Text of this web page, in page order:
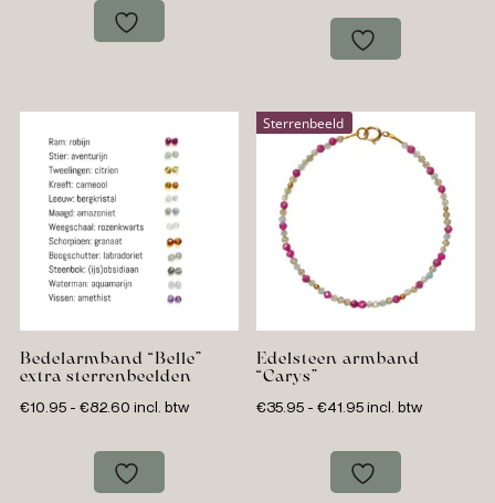
tot
€61.95
tot
€100.60
Bedelarmband “Belle”
extra sterrenbeelden
€10.95 - €82.60Prijsklasse:
tot
€82.60
incl. btw
Sterrenbeeld
Edelsteen armband
“Carys”
€35.95 - €41.95Prijsklasse:
tot
€41.95
incl. btw